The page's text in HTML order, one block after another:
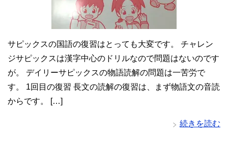
サピックスの国語の復習はとっても大変です。 チャレン
ジサピックスは漢字中心のドリルなので問題はないのです
が。 デイリーサピックスの物語読解の問題は一苦労で
す。 1回目の復習 長文の読解の復習は、まず物語文の音読
からです。 […]
続きを読む